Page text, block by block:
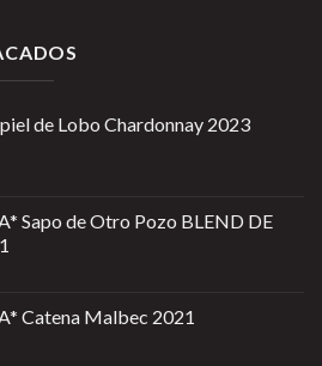
de Lobo Chardonnay 2023
Sapo de Otro Pozo BLEND DE
Catena Malbec 2021